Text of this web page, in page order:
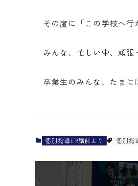
その度に「この学校へ行
みんな、忙しい中、頑張
卒業生のみんな、たまに
個別指導ER講師より 個別指